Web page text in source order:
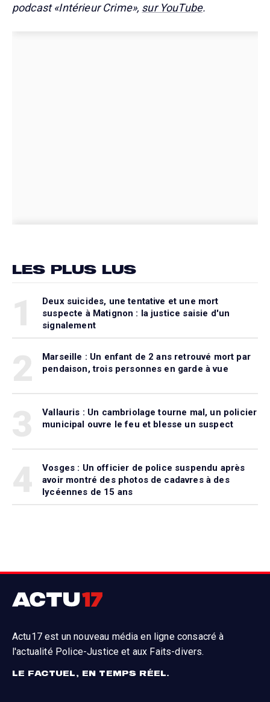
podcast «Intérieur Crime», sur YouTube.
LES PLUS LUS
Deux suicides, une tentative et une mort
suspecte à Matignon : la justice saisie d'un
signalement
Marseille : Un enfant de 2 ans retrouvé mort par
pendaison, trois personnes en garde à vue
Vallauris : Un cambriolage tourne mal, un policier
municipal ouvre le feu et blesse un suspect
Vosges : Un officier de police suspendu après
avoir montré des photos de cadavres à des
lycéennes de 15 ans
Actu17 est un nouveau média en ligne consacré à
l'actualité Police-Justice et aux Faits-divers.
LE FACTUEL, EN TEMPS RÉEL.